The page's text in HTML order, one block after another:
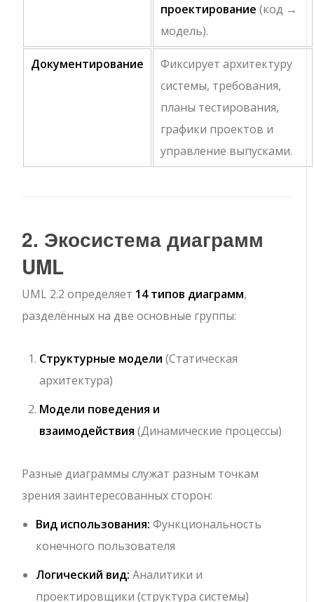
проектирование (код →
модель).
Документирование
Фиксирует архитектуру
системы, требования,
планы тестирования,
графики проектов и
управление выпусками.
2. Экосистема диаграмм
UML
UML 2.2 определяет 14 типов диаграмм,
разделённых на две основные группы:
Структурные модели (Статическая
архитектура)
Модели поведения и
взаимодействия (Динамические процессы)
Разные диаграммы служат разным точкам
зрения заинтересованных сторон:
Вид использования: Функциональность
конечного пользователя
Логический вид: Аналитики и
проектировщики (структура системы)